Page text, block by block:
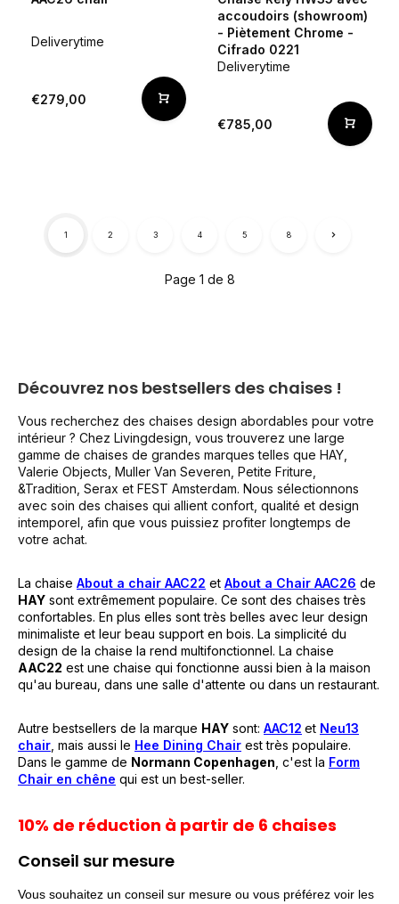
Deliverytime
€279,00
accoudoirs (showroom)
- Piètement Chrome -
Cifrado 0221
Deliverytime
€785,00
Page 1 de 8
1 2 3 4 5 8
Découvrez nos bestsellers des chaises !
Vous recherchez des chaises design abordables pour votre
intérieur ? Chez Livingdesign, vous trouverez une large
gamme de chaises de grandes marques telles que HAY,
Valerie Objects, Muller Van Severen, Petite Friture,
&Tradition, Serax et FEST Amsterdam. Nous sélectionnons
avec soin des chaises qui allient confort, qualité et design
intemporel, afin que vous puissiez profiter longtemps de
votre achat.
La chaise About a chair AAC22 et About a Chair AAC26 de
HAY sont extrêmement populaire. Ce sont des chaises très
confortables. En plus elles sont très belles avec leur design
minimaliste et leur beau support en bois. La simplicité du
design de la chaise la rend multifonctionnel. La chaise
AAC22 est une chaise qui fonctionne aussi bien à la maison
qu'au bureau, dans une salle d'attente ou dans un restaurant.
Autre bestsellers de la marque HAY sont: AAC12 et Neu13
chair , mais aussi le Hee Dining Chair est très populaire.
Dans le gamme de Normann Copenhagen , c'est la Form
Chair en chêne qui est un best-seller.
10% de réduction à partir de 6 chaises
Conseil sur mesure
Vous souhaitez un conseil sur mesure ou vous préférez voir les